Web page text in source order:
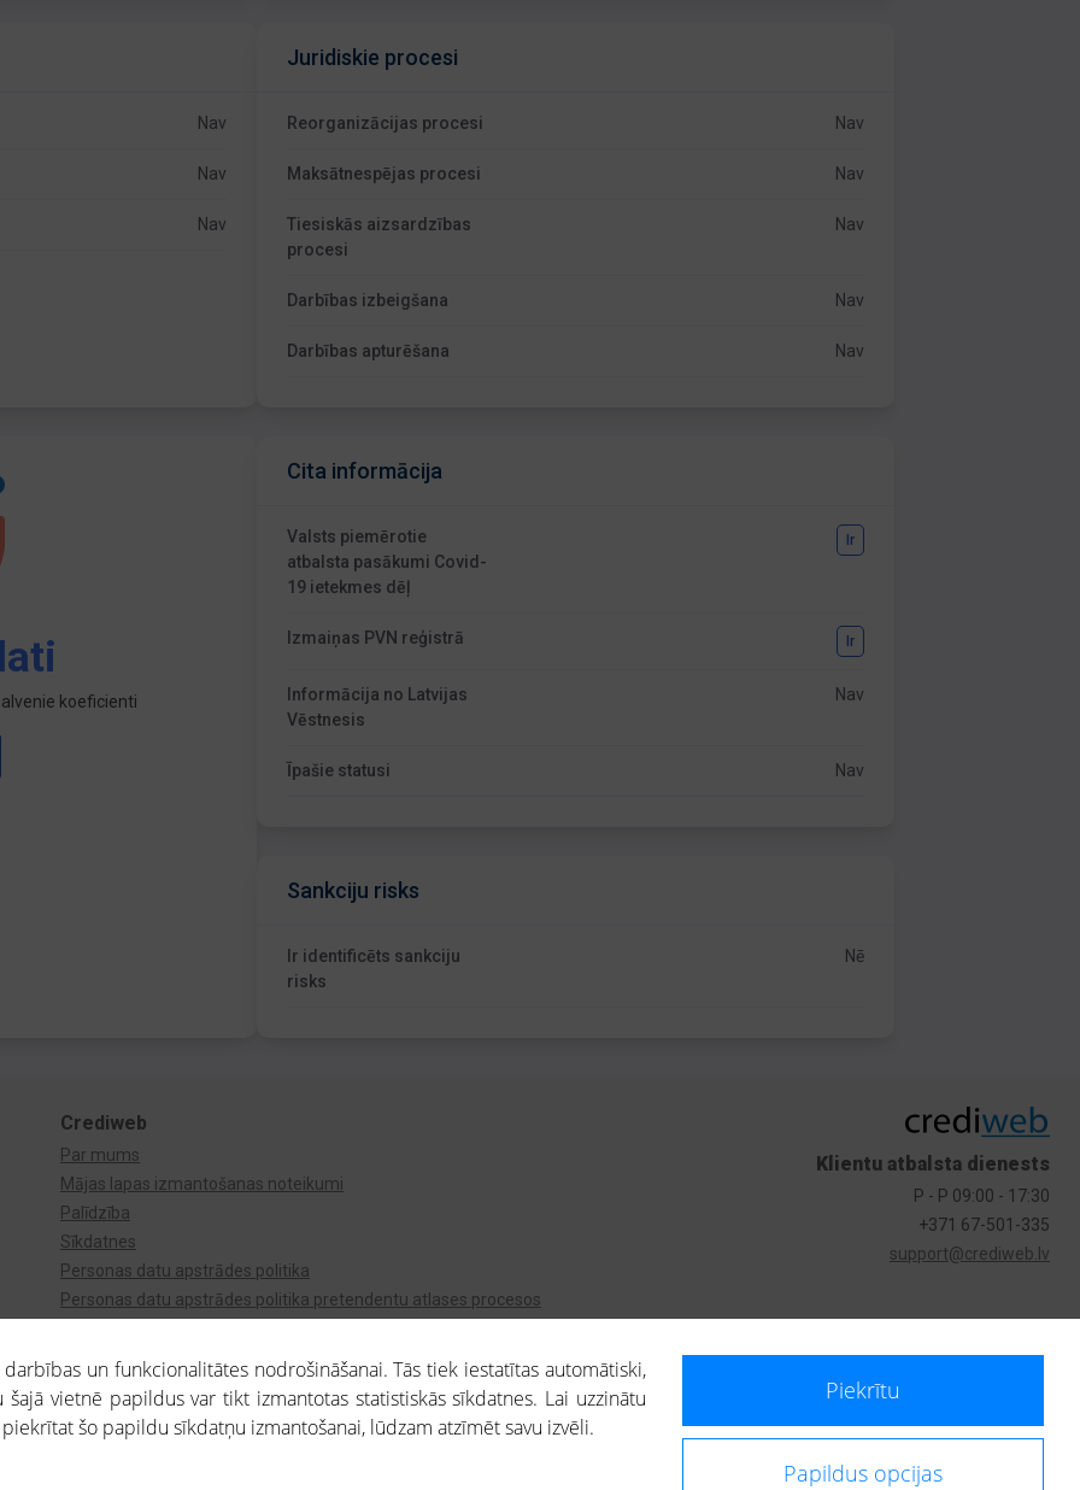
Nav
Nav
Nav
Juridiskie procesi
Reorganizācijas procesi Nav
Maksātnespējas procesi Nav
Tiesiskās aizsardzības
procesi
Nav
Darbības izbeigšana Nav
Darbības apturēšana Nav
koeficienti
Cita informācija
Valsts piemērotie
atbalsta pasākumi Covid-
19 ietekmes dēļ
Ir
Izmaiņas PVN reģistrā Ir
Informācija no Latvijas
Vēstnesis
Nav
Īpašie statusi Nav
Sankciju risks
Ir identificēts sankciju
risks
Nē
Crediweb
Par mums
Mājas lapas izmantošanas noteikumi
Palīdzība
Sīkdatnes
Personas datu apstrādes politika
Personas datu apstrādes politika pretendentu atlases procesos
Klientu atbalsta dienests
P - P 09:00 - 17:30
+371 67-501-335
support@crediweb.lv
ietvaros saņemtajai informācijai ir uzziņas raksturs, un tai nav juridiska spēka. Portāla lietotājs, izmantojot portālā saņemto informāciju, ir atbildīgs par fizisko
un funkcionalitātes nodrošināšanai. Tās tiek iestatītas automātiski,
vietnē papildus var tikt izmantotas statistiskās sīkdatnes. Lai uzzinātu
piekrītat šo papildu sīkdatņu izmantošanai, lūdzam atzīmēt savu izvēli.
Piekrītu
Papildus opcijas